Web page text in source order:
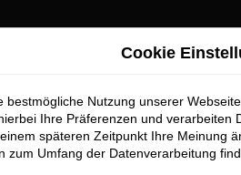
Cookie
bestmögliche Nutzung unserer
Ihre Präferenzen und
späteren Zeitpunkt Ihre Meinung
zum Umfang der Datenverarbeitung